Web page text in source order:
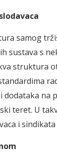
samog
sustava s
struktura
na
teret. U
i